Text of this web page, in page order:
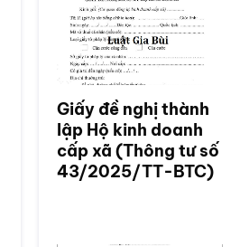
Giấy đề nghị thành
lập Hộ kinh doanh
cấp xã (Thông tư số
43/2025/TT-BTC)